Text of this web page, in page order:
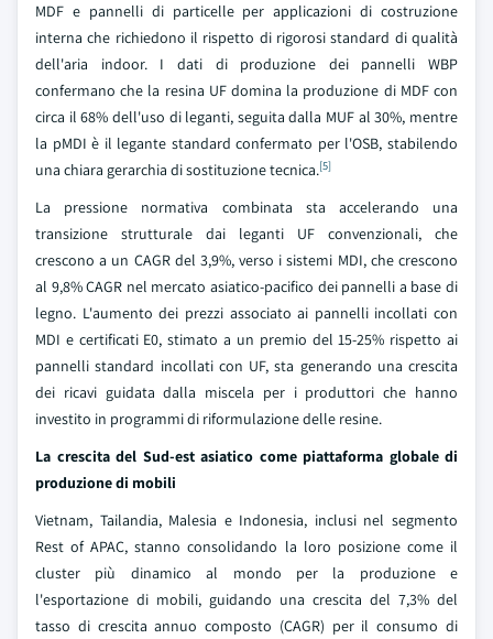
MDF e pannelli di particelle per applicazioni di costruzione
interna che richiedono il rispetto di rigorosi standard di qualità
dell'aria indoor. I dati di produzione dei pannelli WBP
confermano che la resina UF domina la produzione di MDF con
circa il 68% dell'uso di leganti, seguita dalla MUF al 30%, mentre
la pMDI è il legante standard confermato per l'OSB, stabilendo
una chiara gerarchia di sostituzione tecnica.[5]
La pressione normativa combinata sta accelerando una
transizione strutturale dai leganti UF convenzionali, che
crescono a un CAGR del 3,9%, verso i sistemi MDI, che crescono
al 9,8% CAGR nel mercato asiatico-pacifico dei pannelli a base di
legno. L'aumento dei prezzi associato ai pannelli incollati con
MDI e certificati E0, stimato a un premio del 15-25% rispetto ai
pannelli standard incollati con UF, sta generando una crescita
dei ricavi guidata dalla miscela per i produttori che hanno
investito in programmi di riformulazione delle resine.
La crescita del Sud-est asiatico come piattaforma globale di
produzione di mobili
Vietnam, Tailandia, Malesia e Indonesia, inclusi nel segmento
Rest of APAC, stanno consolidando la loro posizione come il
cluster più dinamico al mondo per la produzione e
l'esportazione di mobili, guidando una crescita del 7,3% del
tasso di crescita annuo composto (CAGR) per il consumo di